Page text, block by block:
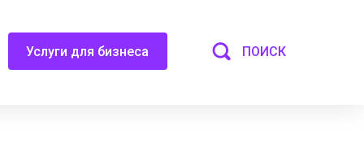
Услуги для бизнеса ПОИСК